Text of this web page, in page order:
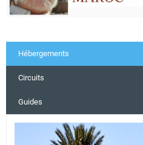
Hébergements
Circuits
Guides